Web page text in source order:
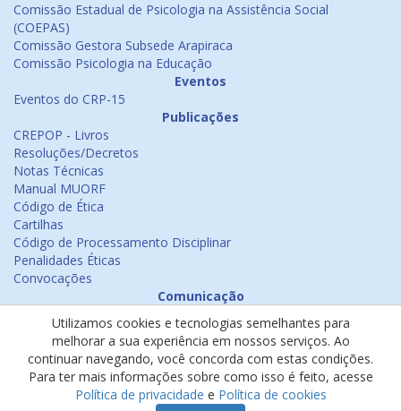
Comissão Estadual de Psicologia na Assistência Social
(COEPAS)
Comissão Gestora Subsede Arapiraca
Comissão Psicologia na Educação
Eventos
Eventos do CRP-15
Publicações
CREPOP - Livros
Resoluções/Decretos
Notas Técnicas
Manual MUORF
Código de Ética
Cartilhas
Código de Processamento Disciplinar
Penalidades Éticas
Convocações
Comunicação
Emissão de Certificados
Psicologia na Mídia
Ouvidoria
Política de cookies
Política de privacidade
Utilizamos cookies e tecnologias semelhantes para
melhorar a sua experiência em nossos serviços. Ao
continuar navegando, você concorda com estas condições.
Para ter mais informações sobre como isso é feito, acesse
Política de privacidade e Política de cookies